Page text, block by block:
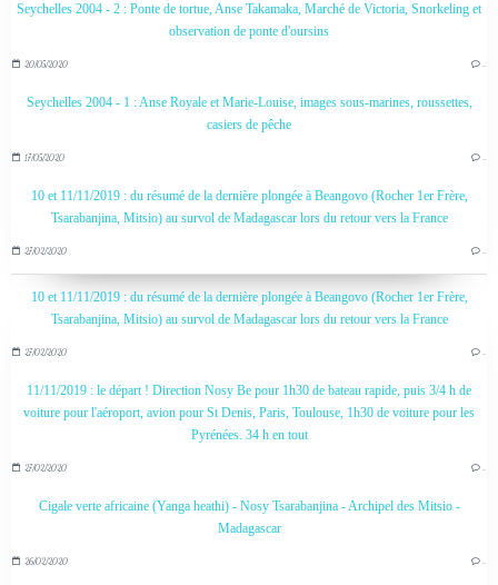
Seychelles 2004 - 2 : Ponte de tortue, Anse Takamaka, Marché de Victoria, Snorkeling et
observation de ponte d'oursins
20/05/2020 …
Seychelles 2004 - 1 : Anse Royale et Marie-Louise, images sous-marines, roussettes,
casiers de pêche
17/05/2020 …
10 et 11/11/2019 : du résumé de la dernière plongée à Beangovo (Rocher 1er Frère,
Tsarabanjina, Mitsio) au survol de Madagascar lors du retour vers la France
27/02/2020 …
10 et 11/11/2019 : du résumé de la dernière plongée à Beangovo (Rocher 1er Frère,
Tsarabanjina, Mitsio) au survol de Madagascar lors du retour vers la France
27/02/2020 …
11/11/2019 : le départ ! Direction Nosy Be pour 1h30 de bateau rapide, puis 3/4 h de
voiture pour l'aéroport, avion pour St Denis, Paris, Toulouse, 1h30 de voiture pour les
Pyrénées. 34 h en tout
27/02/2020 …
Cigale verte africaine (Yanga heathi) - Nosy Tsarabanjina - Archipel des Mitsio -
Madagascar
26/02/2020 …